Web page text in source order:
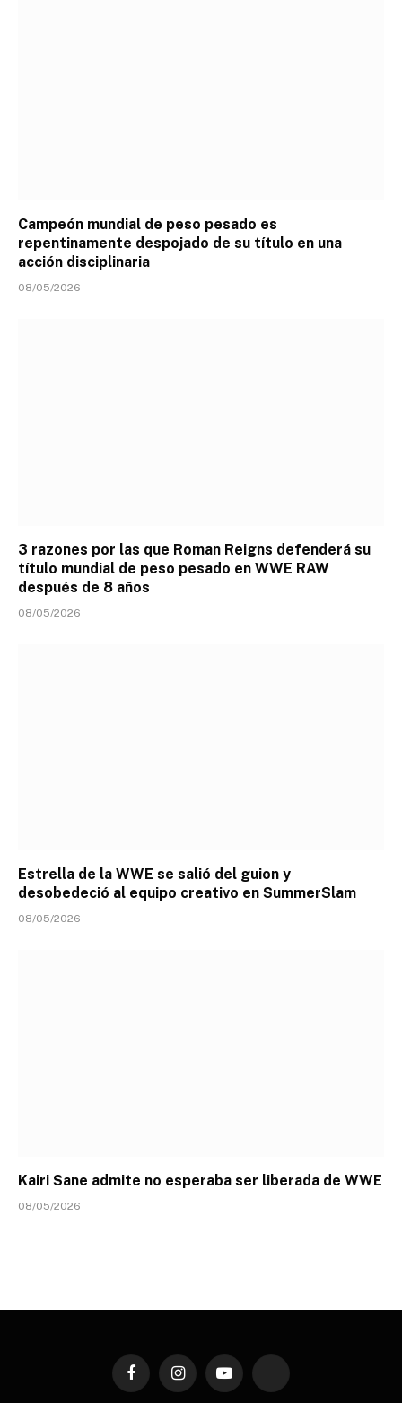
Campeón mundial de peso pesado es
repentinamente despojado de su título en una
acción disciplinaria
08/05/2026
3 razones por las que Roman Reigns defenderá su
título mundial de peso pesado en WWE RAW
después de 8 años
08/05/2026
Estrella de la WWE se salió del guion y
desobedeció al equipo creativo en SummerSlam
08/05/2026
Kairi Sane admite no esperaba ser liberada de WWE
08/05/2026
FacebookInstagramYouTube TikTok